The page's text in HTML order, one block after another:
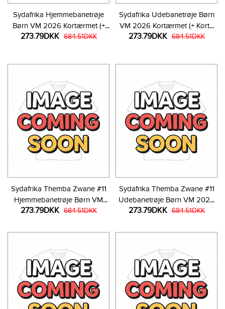
Sydafrika Hjemmebanetrøje
Børn VM 2026 Kortærmet (+
Korte bukser)
273.79DKK 684.51DKK
Sydafrika Udebanetrøje Børn
VM 2026 Kortærmet (+ Korte
bukser)
273.79DKK 684.51DKK
Sydafrika Themba Zwane #11
Hjemmebanetrøje Børn VM
2026 Kortærmet (+ Korte
273.79DKK 684.51DKK
Sydafrika Themba Zwane #11
Udebanetrøje Børn VM 2026
Kortærmet (+ Korte bukser)
273.79DKK 684.51DKK